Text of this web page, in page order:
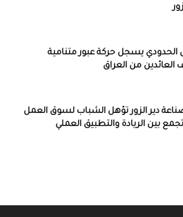
الحدودي يسجل حركة عبور متنامية
العائدين من العراق
دير الزور تؤهل الشباب لسوق العمل
تجمع بين الريادة والتطبيق العملي